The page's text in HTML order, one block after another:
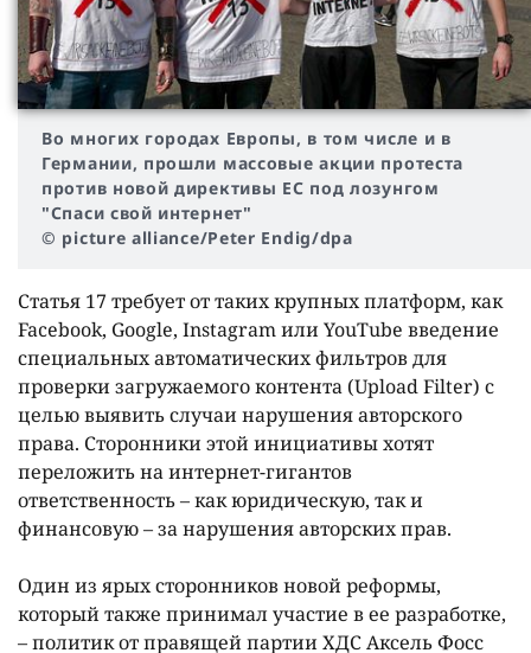
Во многих городах Европы, в том числе и в
Германии, прошли массовые акции протеста
против новой директивы ЕС под лозунгом
"Спаси свой интернет"
© picture alliance/Peter Endig/dpa
Статья 17 требует от таких крупных платформ, как
Facebook, Google, Instagram или YouTube введение
специальных автоматических фильтров для
проверки загружаемого контента (Upload Filter) с
целью выявить случаи нарушения авторского
права. Сторонники этой инициативы хотят
переложить на интернет-гигантов
ответственность – как юридическую, так и
финансовую – за нарушения авторских прав.
Один из ярых сторонников новой реформы,
который также принимал участие в ее разработке,
– политик от правящей партии ХДС Аксель Фосс